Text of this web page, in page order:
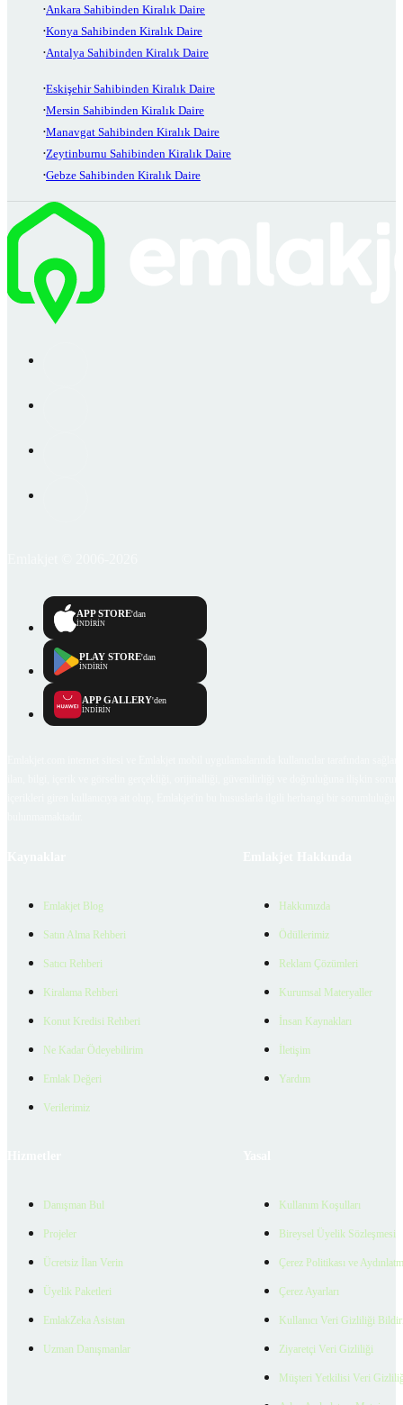
Ankara Sahibinden Kiralık Daire
Konya Sahibinden Kiralık Daire
Antalya Sahibinden Kiralık Daire
Eskişehir Sahibinden Kiralık Daire
Mersin Sahibinden Kiralık Daire
Manavgat Sahibinden Kiralık Daire
Zeytinburnu Sahibinden Kiralık Daire
Gebze Sahibinden Kiralık Daire
APP STORE'dan
İNDİRİN
PLAY STORE'dan
İNDİRİN
APP GALLERY'den
İNDİRİN
Emlakjet Blog
Satın Alma Rehberi
Satıcı Rehberi
Kiralama Rehberi
Konut Kredisi Rehberi
Ne Kadar Ödeyebilirim
Emlak Değeri
Verilerimiz
Hakkımızda
Ödüllerimiz
Reklam Çözümleri
Kurumsal Materyaller
İnsan Kaynakları
İletişim
Yardım
Danışman Bul
Projeler
Ücretsiz İlan Verin
Üyelik Paketleri
EmlakZeka Asistan
Uzman Danışmanlar
Kullanım Koşulları
Bireysel Üyelik Sözleşmesi
Çerez Politikası ve
Çerez Ayarları
Kullanıcı Veri Gizliliği
Ziyaretçi Veri Gizliliği
Müşteri Yetkilisi Veri